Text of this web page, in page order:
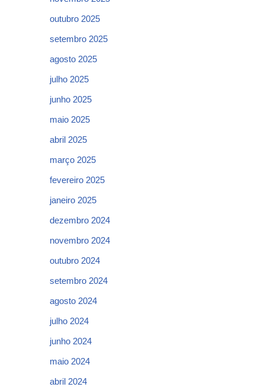
outubro 2025
setembro 2025
agosto 2025
julho 2025
junho 2025
maio 2025
abril 2025
março 2025
fevereiro 2025
janeiro 2025
dezembro 2024
novembro 2024
outubro 2024
setembro 2024
agosto 2024
julho 2024
junho 2024
maio 2024
abril 2024